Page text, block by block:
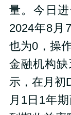
量。今日
2024年8月
也为0，操
金融机构
示，在月初
月1日1年